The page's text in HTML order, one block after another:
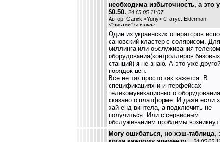
необходима избыточность, а это
$0.50. 24.05.05 11:07
Автор: Garick <Yuriy> Статус: Elderman
<"чистая" ссылка>
Один из украинских операторов
сановский кластер с солярисом. Для
биллинга или обслуживания
оборудования(контроллеров базовых
станций) я не знаю. А это уже другой
порядок цен.
Все не так просто как кажется. В
спецификациях и интерфейсах
телекомуникационного
сказано о платформе. И даже если
хай-енд винтела, а подключить не
получиться. Или с сервисным
обслуживанием проблемы возникнут.
Могу ошибаться, но хэш-таблица,